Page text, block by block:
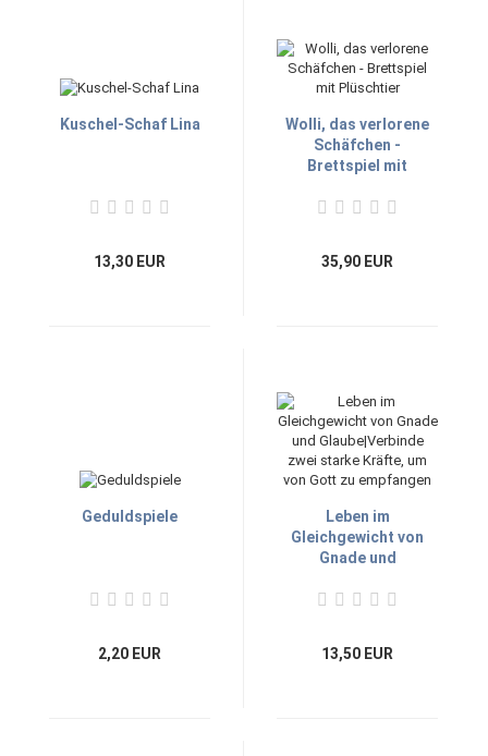
Kuschel-Schaf Lina
13,30 EUR
Wolli, das verlorene
Schäfchen -
Brettspiel mit
35,90 EUR
Geduldspiele
2,20 EUR
Leben im
Gleichgewicht von
Gnade und
starke Kräfte, um von
13,50 EUR